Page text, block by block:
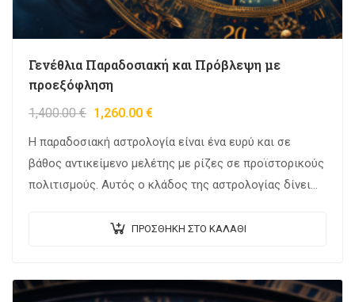
Γενέθλια Παραδοσιακή και Πρόβλεψη με
προεξόφληση
1,400.00€ 1,260.00 €
Η παραδοσιακή αστρολογία είναι ένα ευρύ και σε
βάθος αντικείμενο μελέτης με ρίζες σε προϊστορικούς
πολιτισμούς. Αυτός ο κλάδος της αστρολογίας δίνει
ΠΡΟΣΘΉΚΗ ΣΤΟ ΚΑΛΆΘΙ